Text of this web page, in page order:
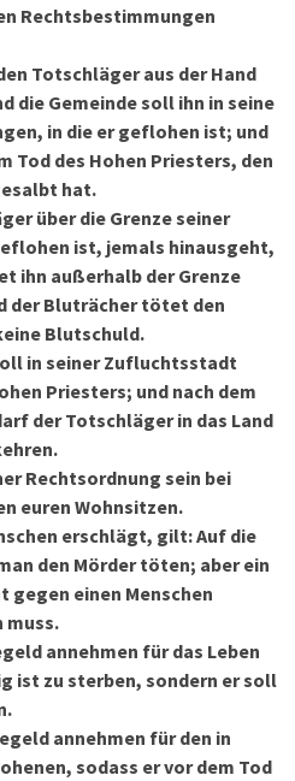
Rechtsbestimmungen
Totschläger aus der Hand
die Gemeinde soll ihn in seine
in die er geflohen ist; und
Tod des Hohen Priesters, den
hat.
über die Grenze seiner
ist, jemals hinausgeht,
ihn außerhalb der Grenze
der Bluträcher tötet den
Blutschuld.
in seiner Zufluchtsstadt
Priesters; und nach dem
der Totschläger in das Land
Rechtsordnung sein bei
euren Wohnsitzen.
erschlägt, gilt: Auf die
den Mörder töten; aber ein
gegen einen Menschen
muss.
annehmen für das Leben
ist zu sterben, sondern er soll
annehmen für den in
sodass er vor dem Tod